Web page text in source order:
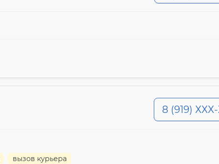
8 (919)
вызов курьера